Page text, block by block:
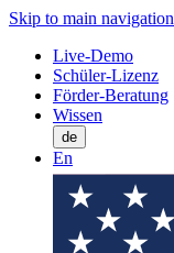
Skip to main navigation
Live-Demo
Schüler-Lizenz
Förder-Beratung
Wissen
de
En